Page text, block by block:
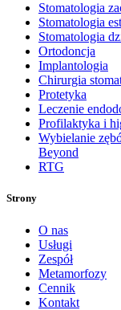
Stomatologia
Stomatologia
Stomatologia
Ortodoncja
Implantologia
Chirurgia
Protetyka
Leczenie
Profilaktyka i
Wybielanie
Beyond
RTG
Strony
O nas
Usługi
Zespół
Metamorfozy
Cennik
Kontakt